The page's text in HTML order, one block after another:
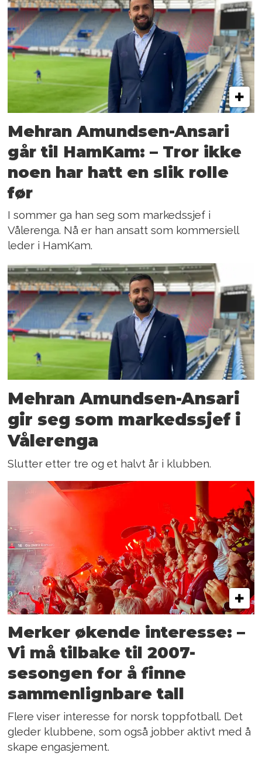
Mehran Amundsen-Ansari
går til HamKam: – Tror ikke
noen har hatt en slik rolle
før
I sommer ga han seg som markedssjef i
Vålerenga. Nå er han ansatt som kommersiell
leder i HamKam.
Mehran Amundsen-Ansari
gir seg som markedssjef i
Vålerenga
Slutter etter tre og et halvt år i klubben.
Merker økende interesse: –
Vi må tilbake til 2007-
sesongen for å finne
sammenlignbare tall
Flere viser interesse for norsk toppfotball. Det
gleder klubbene, som også jobber aktivt med å
skape engasjement.